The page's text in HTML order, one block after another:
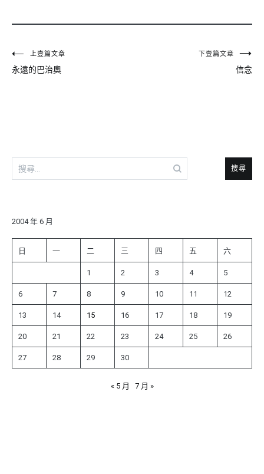
文
章
上壹篇文章
永遠的巴治奧
下壹篇文章
信念
搜
尋
字:
2004 年 6 月
日 一 二 三 四 五 六
1 2 3 4 5
6 7 8 9 10 11 12
13 14 15 16 17 18 19
20 21 22 23 24 25 26
27 28 29 30
« 5 月 7 月 »